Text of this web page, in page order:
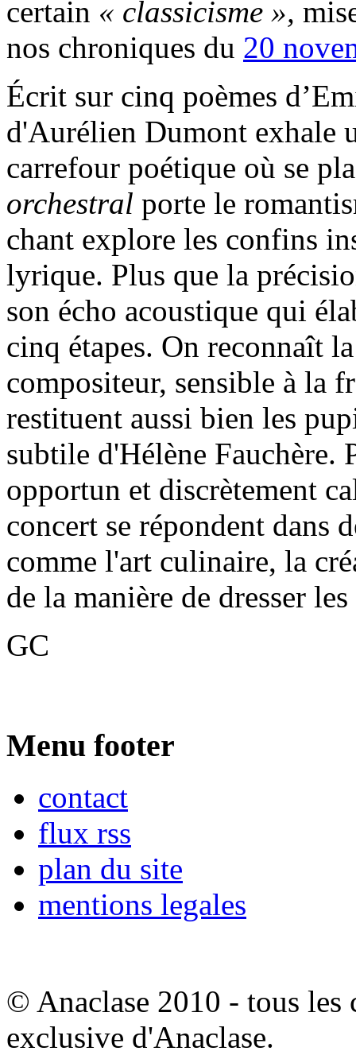
certain « classicisme »,
nos chroniques du 20
Écrit sur cinq poèmes
d'Aurélien Dumont exhale
carrefour poétique où se
orchestral porte le
chant explore les confins
lyrique. Plus que la
son écho acoustique qui
cinq étapes. On reconnaît
compositeur, sensible à la
restituent aussi bien les
subtile d'Hélène Fauchère.
opportun et discrètement
concert se répondent dans
comme l'art culinaire, la
de la manière de dresser
GC
Menu footer
contact
flux rss
plan du site
mentions legales
© Anaclase 2010 - tous les
exclusive d'Anaclase.